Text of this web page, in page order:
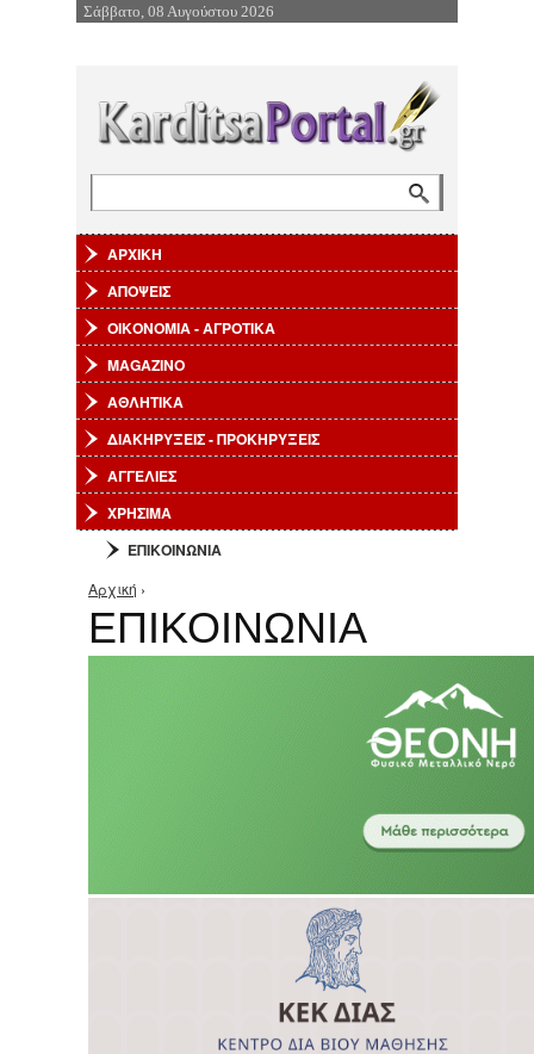
Επιστροφή στην Πλοήγηση
Σάββατο, 08 Αυγούστου 2026
ΑΡΧΙΚΗ
ΑΠΟΨΕΙΣ
ΟΙΚΟΝΟΜΙΑ - ΑΓΡΟΤΙΚΑ
MAGAZINO
ΑΘΛΗΤΙΚΑ
ΔΙΑΚΗΡΥΞΕΙΣ - ΠΡΟΚΗΡΥΞΕΙΣ
ΑΓΓΕΛΙΕΣ
ΧΡΗΣΙΜΑ
ΕΠΙΚΟΙΝΩΝΙΑ
Είστε εδώ
Αρχική ›
ΕΠΙΚΟΙΝΩΝΙΑ